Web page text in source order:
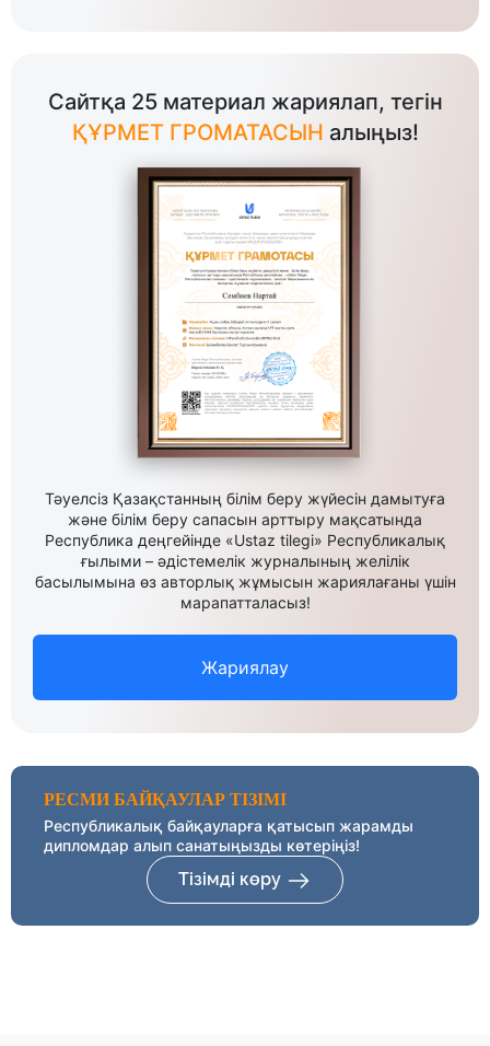
Сайтқа 25 материал жариялап, тегін
ҚҰРМЕТ ГРОМАТАСЫН алыңыз!
Тәуелсіз Қазақстанның білім беру жүйесін дамытуға
және білім беру сапасын арттыру мақсатында
Республика деңгейінде «Ustaz tilegi» Республикалық
ғылыми – әдістемелік журналының желілік
басылымына өз авторлық жұмысын жариялағаны үшін
марапатталасыз!
Жариялау
РЕСМИ БАЙҚАУЛАР ТІЗІМІ
Республикалық байқауларға қатысып жарамды
дипломдар алып санатыңызды көтеріңіз!
Тізімді көру